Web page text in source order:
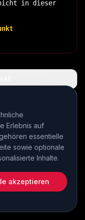
in dieser
Erlebnis auf
essentielle
sowie optionale
Inhalte.
akzeptieren